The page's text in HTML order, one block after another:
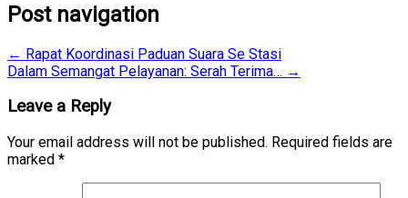
Post navigation
← Rapat Koordinasi Paduan Suara Se Stasi
Dalam Semangat Pelayanan: Serah Terima… →
Leave a Reply
Your email address will not be published. Required fields are
marked *